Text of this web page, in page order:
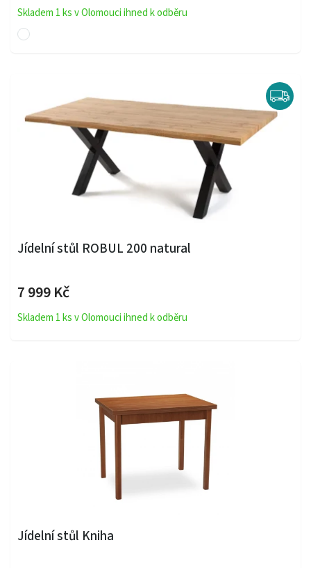
Skladem 1 ks v Olomouci ihned k odběru
Jídelní stůl ROBUL 200 natural
7 999 Kč
Skladem 1 ks v Olomouci ihned k odběru
Jídelní stůl Kniha